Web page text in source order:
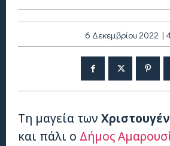
6 Δεκεμβρίου 2022 |
Τη μαγεία των
και πάλι ο Δήμος